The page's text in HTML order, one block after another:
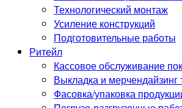
Технологический монтаж
Усиление конструкций
Подготовительные работы
Ритейл
Кассовое обслуживание
Выкладка и мерчендайзинг
Фасовка/упаковка